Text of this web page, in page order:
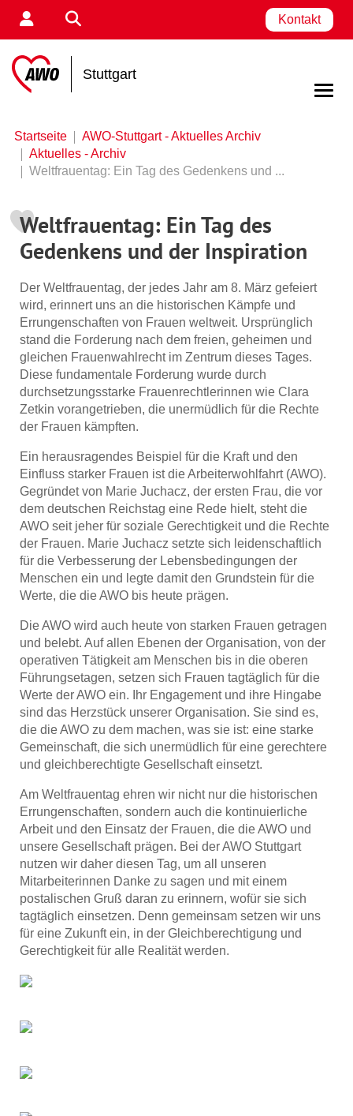
Kontakt
Stuttgart
Startseite
AWO-Stuttgart - Aktuelles Archiv
Aktuelles - Archiv
Weltfrauentag: Ein Tag des Gedenkens und ...
Weltfrauentag: Ein Tag des
Gedenkens und der Inspiration
Der Weltfrauentag, der jedes Jahr am 8. März gefeiert
wird, erinnert uns an die historischen Kämpfe und
Errungenschaften von Frauen weltweit. Ursprünglich
stand die Forderung nach dem freien, geheimen und
gleichen Frauenwahlrecht im Zentrum dieses Tages.
Diese fundamentale Forderung wurde durch
durchsetzungsstarke Frauenrechtlerinnen wie Clara
Zetkin vorangetrieben, die unermüdlich für die Rechte
der Frauen kämpften.
Ein herausragendes Beispiel für die Kraft und den
Einfluss starker Frauen ist die Arbeiterwohlfahrt (AWO).
Gegründet von Marie Juchacz, der ersten Frau, die vor
dem deutschen Reichstag eine Rede hielt, steht die
AWO seit jeher für soziale Gerechtigkeit und die Rechte
der Frauen. Marie Juchacz setzte sich leidenschaftlich
für die Verbesserung der Lebensbedingungen der
Menschen ein und legte damit den Grundstein für die
Werte, die die AWO bis heute prägen.
Die AWO wird auch heute von starken Frauen getragen
und belebt. Auf allen Ebenen der Organisation, von der
operativen Tätigkeit am Menschen bis in die oberen
Führungsetagen, setzen sich Frauen tagtäglich für die
Werte der AWO ein. Ihr Engagement und ihre Hingabe
sind das Herzstück unserer Organisation. Sie sind es,
die die AWO zu dem machen, was sie ist: eine starke
Gemeinschaft, die sich unermüdlich für eine gerechtere
und gleichberechtigte Gesellschaft einsetzt.
Am Weltfrauentag ehren wir nicht nur die historischen
Errungenschaften, sondern auch die kontinuierliche
Arbeit und den Einsatz der Frauen, die die AWO und
unsere Gesellschaft prägen. Bei der AWO Stuttgart
nutzen wir daher diesen Tag, um all unseren
Mitarbeiterinnen Danke zu sagen und mit einem
postalischen Gruß daran zu erinnern, wofür sie sich
tagtäglich einsetzen. Denn gemeinsam setzen wir uns
für eine Zukunft ein, in der Gleichberechtigung und
Gerechtigkeit für alle Realität werden.